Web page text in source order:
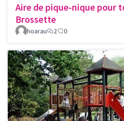
Aire de pique-nique pour
Brossette
hoarau 2 0